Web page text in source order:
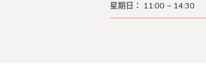
星期日： 11:00 ~ 14:30